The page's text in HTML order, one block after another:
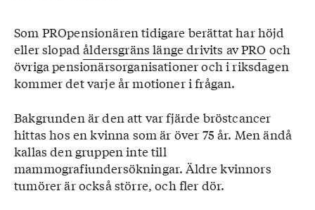
Som PROpensionären tidigare berättat har höjd
eller slopadåldersgräns länge drivits av PRO och
övriga pensionärsorganisationer och i riksdagen
kommer det varje år motioner i frågan.
Bakgrunden är den att var fjärde bröstcancer
hittas hos en kvinna som är över 75 år. Men ändå
kallas den gruppen inte till
mammografiundersökningar. Äldre kvinnors
tumörer är också större, och fler dör.